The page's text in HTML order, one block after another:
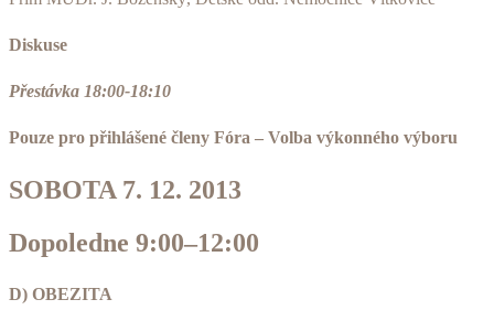
Diskuse
Přestávka 18:00-18:10
Pouze pro přihlášené členy Fóra – Volba výkonného výboru
SOBOTA 7. 12. 2013
Dopoledne 9:00–12:00
D) OBEZITA